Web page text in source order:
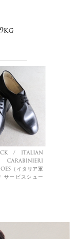
/ ITALIAN
（イタリア軍
サービスシュー